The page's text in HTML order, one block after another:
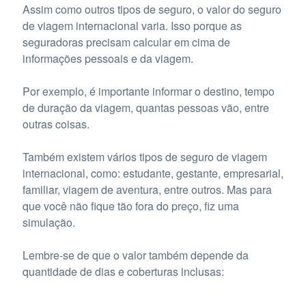
Assim como outros tipos de seguro, o valor do seguro
de viagem internacional varia. Isso porque as
seguradoras precisam calcular em cima de
informações pessoais e da viagem.
Por exemplo, é importante informar o destino, tempo
de duração da viagem, quantas pessoas vão, entre
outras coisas.
Também existem vários tipos de seguro de viagem
internacional, como: estudante, gestante, empresarial,
familiar, viagem de aventura, entre outros. Mas para
que você não fique tão fora do preço, fiz uma
simulação.
Lembre-se de que o valor também depende da
quantidade de dias e coberturas inclusas: